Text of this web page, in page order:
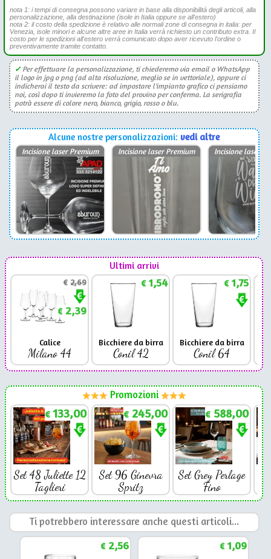
nota 1: i tempi di consegna possono variare in base alla disponibilità degli articoli, alla
personalizzazione, alla destinazione (isole in Italia oppure se all'estero)
nota 2: il costo della spedizione è relativo alle normali zone di consegna in italia: per
Venezia, isole minori e alcune altre aree in Italia verrà richiesto un contributo extra. Il
costo per le spedizioni all'estero verrà comunicato dopo aver ricevuto l'ordine o
preventivamente tramite contatto.
✓Per effettuare la personalizzazione, ti chiederemo via email o WhatsApp
il logo in jpg o png (ad alta risoluzione, meglio se in vettoriale), oppure ci
indicherai il testo da scrivere: ad impostare l'impianto grafico ci pensiamo
noi, così dopo ti invieremo la foto del provino per conferma. La serigrafia
potrà essere di colore nero, bianco, grigio, rosso o blu.
Alcune nostre personalizzazioni: vedi altre
Incisione laser Premium Incisione laser Premium Incisione laser
Ultimi arrivi
€2,69
€2,39
Calice
Milano 44
€1,54
Bicchiere da birra
Conil 42
€1,75
Bicchiere da birra
Conil 64
Promozioni
€ 133,00
Set 48 Juliette 12
Taglieri
€ 245,00
Set 96 Ginevra
Spritz
€ 588,00
Set Grey Perlage
Fino
Ti potrebbero interessare anche questi articoli...
€2,56 €1,09